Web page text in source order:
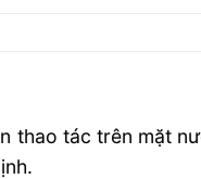
thao tác trên mặt